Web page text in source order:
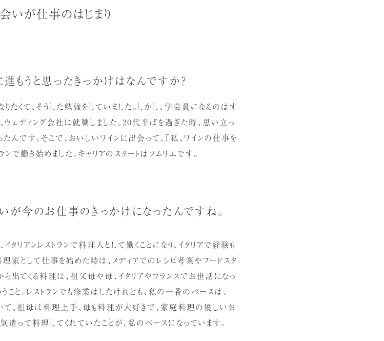
いが仕事のはじまり
うと思ったきっかけはなんですか？
くて、そうした勉強をしていました。しかし、学芸員になるのはす
ウェディング会社に就職しました。20代半ばを過ぎた時、思い立っ
んです。そこで、おいしいワインに出会って、「私、ワインの仕事を
ンで働き始めました。キャリアのスタートはソムリエです。
が今のお仕事のきっかけになったんですね。
タリアンレストランで料理人として働くことになり、イタリアで経験も
家として仕事を始めた時は、メディアでのレシピ考案やフードスタ
出てくる料理は、祖父母や母、イタリアやフランスでお世話になっ
こと。レストランでも修業はしたけれども、私の一番のベースは、
て、祖母は料理上手、母も料理が大好きで、家庭料理の優しいお
遣って料理してくれていたことが、私のベースになっています。